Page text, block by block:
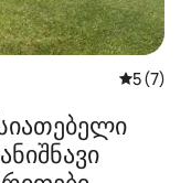
5 (7)